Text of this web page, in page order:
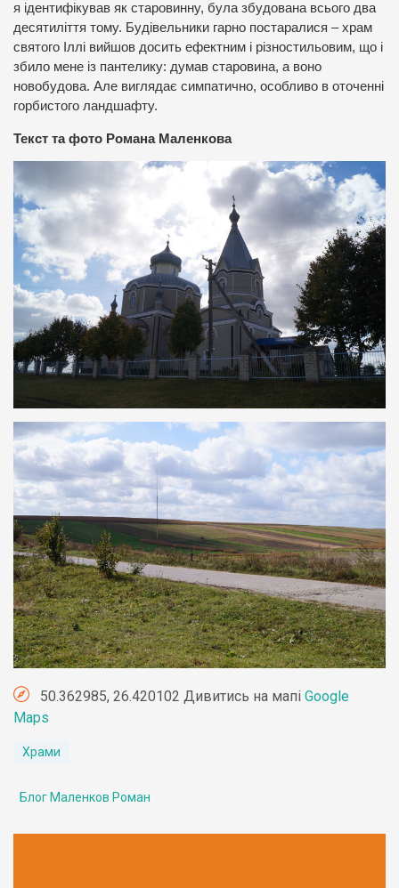
я ідентифікував як старовинну, була збудована всього два
десятиліття тому. Будівельники гарно постаралися – храм
святого Іллі вийшов досить ефектним і різностильовим, що і
збило мене із пантелику: думав старовина, а воно
новобудова. Але виглядає симпатично, особливо в оточенні
горбистого ландшафту.
Текст та фото Романа Маленкова
50.362985, 26.420102 Дивитись на мапі Google
Maps
Храми
Блог Маленков Роман